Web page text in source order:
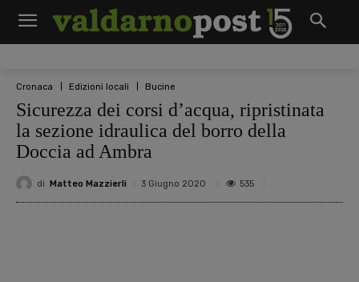
Cronaca Edizioni locali Bucine
Sicurezza dei corsi d’acqua, ripristinata
la sezione idraulica del borro della
Doccia ad Ambra
di Matteo Mazzierli 3 Giugno 2020 535